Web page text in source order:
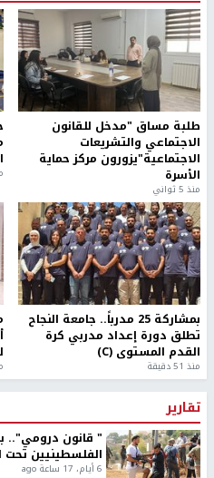
طلبة مساق "مدخل للقانون
الاجتماعي والتشريعات
الاجتماعية"يزورون مركز حماية
الأسرة
منذ 5 ثواني
بمشاركة 25 مدرباً.. جامعة النجاح
تطلق دورة إعداد مدربي كرة
القدم المستوى (C)
منذ 51 دقيقة
تقارير
" قانون درومي"..
الفلسطينيين تحت
6 أيام، 17 ساعة ago